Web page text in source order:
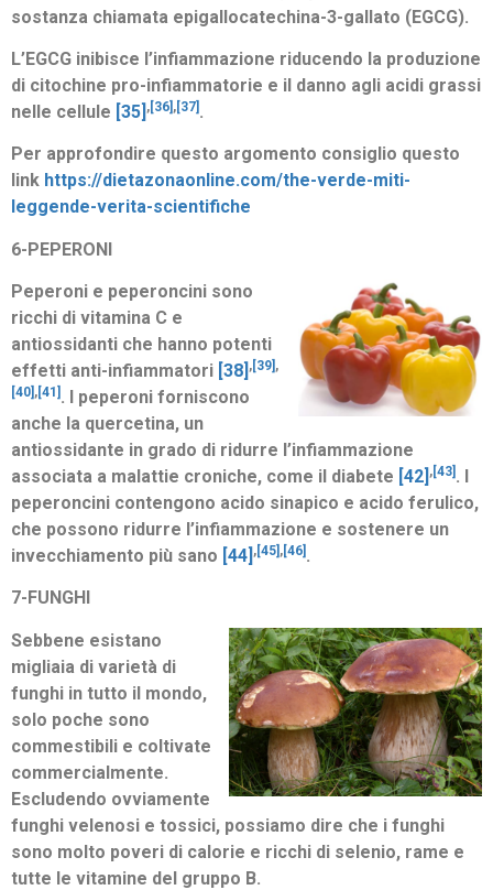
sostanza chiamata epigallocatechina-3-gallato (EGCG).
L’EGCG inibisce l’infiammazione riducendo la produzione
di citochine pro-infiammatorie e il danno agli acidi grassi
nelle cellule [35] , [36] , [37] .
Per approfondire questo argomento consiglio questo
link https://dietazonaonline.com/the-verde-miti-
leggende-verita-scientifiche
6-PEPERONI
Peperoni e peperoncini sono
ricchi di vitamina C e
antiossidanti che hanno potenti
effetti anti-infiammatori [38] , [39] ,
[40] , [41] . I peperoni forniscono
anche la quercetina, un
antiossidante in grado di ridurre l’infiammazione
associata a malattie croniche, come il diabete [42] , [43] . I
peperoncini contengono acido sinapico e acido ferulico,
che possono ridurre l’infiammazione e sostenere un
invecchiamento più sano [44] , [45] , [46] .
7-FUNGHI
Sebbene esistano
migliaia di varietà di
funghi in tutto il mondo,
solo poche sono
commestibili e coltivate
commercialmente.
Escludendo ovviamente
funghi velenosi e tossici, possiamo dire che i funghi
sono molto poveri di calorie e ricchi di selenio, rame e
tutte le vitamine del gruppo B.